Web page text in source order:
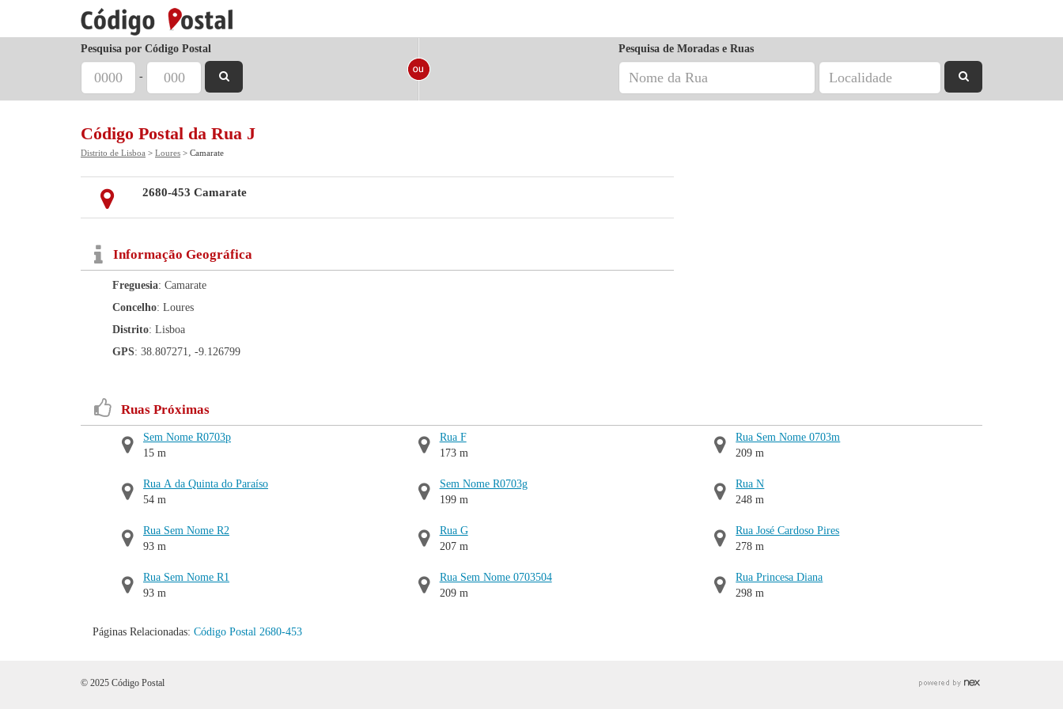
Pesquisa por Código Postal
-
Pesquisa de Moradas e Ruas
Código Postal da Rua J
Distrito de Lisboa > Loures > Camarate
2680-453 Camarate
Informação Geográfica
Freguesia: Camarate
Concelho: Loures
Distrito: Lisboa
GPS: 38.807271, -9.126799
Ruas Próximas
Sem Nome R0703p
15 m
Rua A da Quinta do Paraíso
54 m
Rua Sem Nome R2
93 m
Rua Sem Nome R1
93 m
Rua F
173 m
Sem Nome R0703g
199 m
Rua G
207 m
Rua Sem Nome 0703504
209 m
Rua Sem Nome 0703m
209 m
Rua N
248 m
Rua José Cardoso Pires
278 m
Rua Princesa Diana
298 m
Páginas Relacionadas: Código Postal 2680-453
© 2025 Código Postal